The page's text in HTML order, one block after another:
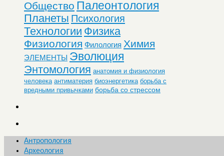
Общество Палеонтология
Планеты Психология
Технологии Физика
Физиология Филология Химия
ЭЛЕМЕНТЫ Эволюция
Энтомология анатомия и физиология
человека антиматерия биоэнергетика борьба с
вредными привычками борьба со стрессом
Антропология
Археология